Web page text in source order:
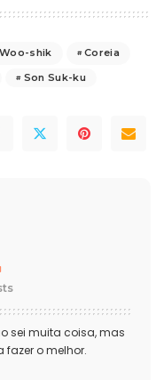
shik
Coreia
Son Suk-ku
sei muita coisa, mas
fazer o melhor.